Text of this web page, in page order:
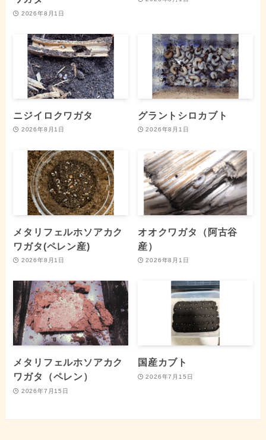
2026年8月1日
ニジイロクワガタ
2026年8月1日
グラントシロカブト
2026年8月1日
メタリフェルホソアカク
ワガタ(ペレン産)
2026年8月1日
オオクワガタ（阿古谷
産）
2026年8月1日
メタリフェルホソアカク
ワガタ（ペレン）
2026年7月15日
国産カブト
2026年7月15日